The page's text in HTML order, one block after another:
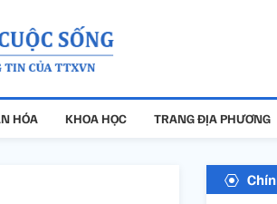
HÓA KHOA HỌC TRANG ĐỊA PHƯƠNG